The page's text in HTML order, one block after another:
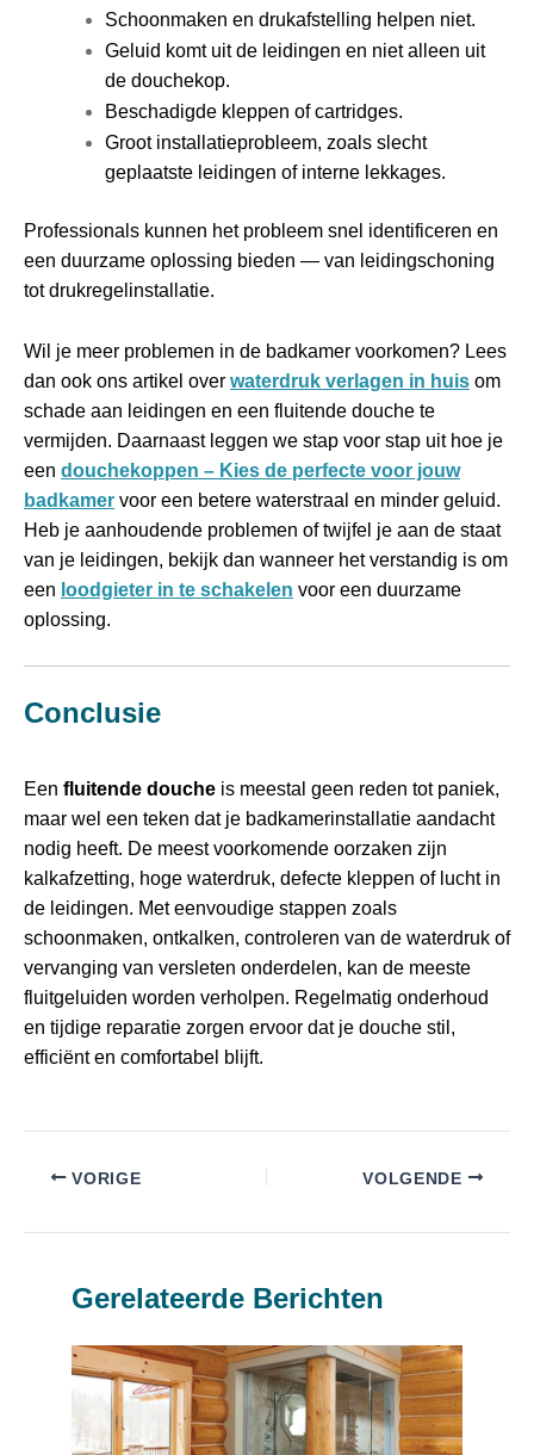
Schoonmaken en drukafstelling helpen niet.
Geluid komt uit de leidingen en niet alleen uit
de douchekop.
Beschadigde kleppen of cartridges.
Groot installatieprobleem, zoals slecht
geplaatste leidingen of interne lekkages.
Professionals kunnen het probleem snel identificeren en
een duurzame oplossing bieden — van leidingschoning
tot drukregelinstallatie.
Wil je meer problemen in de badkamer voorkomen? Lees
dan ook ons artikel over waterdruk verlagen in huis om
schade aan leidingen en een fluitende douche te
vermijden. Daarnaast leggen we stap voor stap uit hoe je
een douchekoppen – Kies de perfecte voor jouw
badkamer voor een betere waterstraal en minder geluid.
Heb je aanhoudende problemen of twijfel je aan de staat
van je leidingen, bekijk dan wanneer het verstandig is om
een loodgieter in te schakelen voor een duurzame
oplossing.
Conclusie
Een fluitende douche is meestal geen reden tot paniek,
maar wel een teken dat je badkamerinstallatie aandacht
nodig heeft. De meest voorkomende oorzaken zijn
kalkafzetting, hoge waterdruk, defecte kleppen of lucht in
de leidingen. Met eenvoudige stappen zoals
schoonmaken, ontkalken, controleren van de waterdruk of
vervanging van versleten onderdelen, kan de meeste
fluitgeluiden worden verholpen. Regelmatig onderhoud
en tijdige reparatie zorgen ervoor dat je douche stil,
efficiënt en comfortabel blijft.
VORIGE VOLGENDE
Gerelateerde Berichten